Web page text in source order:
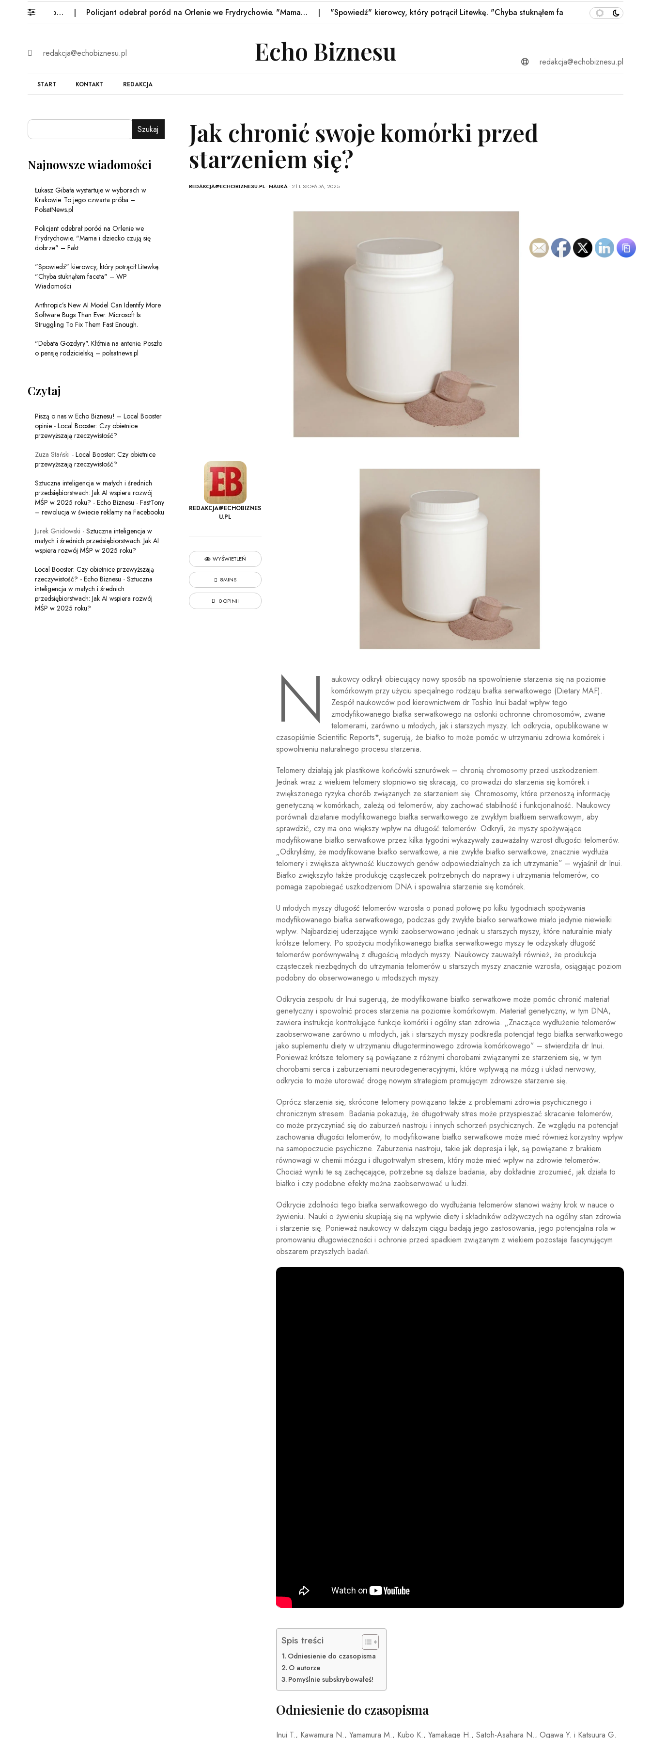
To… Policjant odebrał poród na Orlenie we Frydrychowie. "Mama… "Spowiedź" kierowcy, który potrącił Litewkę. "Chyba stuknąłem faceta"… Anthropic’s
redakcja@echobiznesu.pl Echo Biznesu redakcja@echobiznesu.pl
START KONTAKT REDAKCJA
Jak chronić swoje komórki przed
starzeniem się?
REDAKCJA@ECHOBIZNESU.PL-NAUKA - 21 LISTOPADA, 2025
REDAKCJA@ECHOBIZNES
U.PL
WYŚWIETLEŃ
8MINS
0 OPINII
N
aukowcy odkryli obiecujący nowy sposób na spowolnienie starzenia się na poziomie
komórkowym przy użyciu specjalnego rodzaju białka serwatkowego (Dietary MAF).
Zespół naukowców pod kierownictwem dr Toshio Inui badał wpływ tego
zmodyfikowanego białka serwatkowego na osłonki ochronne chromosomów, zwane
telomerami, zarówno u młodych, jak i starszych myszy. Ich odkrycia, opublikowane w
czasopiśmie Scientific Reports*, sugerują, że białko to może pomóc w utrzymaniu zdrowia komórek i
spowolnieniu naturalnego procesu starzenia.
Telomery działają jak plastikowe końcówki sznurówek – chronią chromosomy przed uszkodzeniem.
Jednak wraz z wiekiem telomery stopniowo się skracają, co prowadzi do starzenia się komórek i
zwiększonego ryzyka chorób związanych ze starzeniem się. Chromosomy, które przenoszą informację
genetyczną w komórkach, zależą od telomerów, aby zachować stabilność i funkcjonalność. Naukowcy
porównali działanie modyfikowanego białka serwatkowego ze zwykłym białkiem serwatkowym, aby
sprawdzić, czy ma ono większy wpływ na długość telomerów. Odkryli, że myszy spożywające
modyfikowane białko serwatkowe przez kilka tygodni wykazywały zauważalny wzrost długości telomerów.
„Odkryliśmy, że modyfikowane białko serwatkowe, a nie zwykłe białko serwatkowe, znacznie wydłuża
telomery i zwiększa aktywność kluczowych genów odpowiedzialnych za ich utrzymanie” – wyjaśnił dr Inui.
Białko zwiększyło także produkcję cząsteczek potrzebnych do naprawy i utrzymania telomerów, co
pomaga zapobiegać uszkodzeniom DNA i spowalnia starzenie się komórek.
U młodych myszy długość telomerów wzrosła o ponad połowę po kilku tygodniach spożywania
modyfikowanego białka serwatkowego, podczas gdy zwykłe białko serwatkowe miało jedynie niewielki
wpływ. Najbardziej uderzające wyniki zaobserwowano jednak u starszych myszy, które naturalnie miały
krótsze telomery. Po spożyciu modyfikowanego białka serwatkowego myszy te odzyskały długość
telomerów porównywalną z długością młodych myszy. Naukowcy zauważyli również, że produkcja
cząsteczek niezbędnych do utrzymania telomerów u starszych myszy znacznie wzrosła, osiągając poziom
podobny do obserwowanego u młodszych myszy.
Odkrycia zespołu dr Inui sugerują, że modyfikowane białko serwatkowe może pomóc chronić materiał
genetyczny i spowolnić proces starzenia na poziomie komórkowym. Materiał genetyczny, w tym DNA,
zawiera instrukcje kontrolujące funkcje komórki i ogólny stan zdrowia. „Znaczące wydłużenie telomerów
zaobserwowane zarówno u młodych, jak i starszych myszy podkreśla potencjał tego białka serwatkowego
jako suplementu diety w utrzymaniu długoterminowego zdrowia komórkowego” – stwierdziła dr Inui.
Ponieważ krótsze telomery są powiązane z różnymi chorobami związanymi ze starzeniem się, w tym
chorobami serca i zaburzeniami neurodegeneracyjnymi, które wpływają na mózg i układ nerwowy,
odkrycie to może utorować drogę nowym strategiom promującym zdrowsze starzenie się.
Oprócz starzenia się, skrócone telomery powiązano także z problemami zdrowia psychicznego i
chronicznym stresem. Badania pokazują, że długotrwały stres może przyspieszać skracanie telomerów,
co może przyczyniać się do zaburzeń nastroju i innych schorzeń psychicznych. Ze względu na potencjał
zachowania długości telomerów, to modyfikowane białko serwatkowe może mieć również korzystny wpływ
na samopoczucie psychiczne. Zaburzenia nastroju, takie jak depresja i lęk, są powiązane z brakiem
równowagi w chemii mózgu i długotrwałym stresem, który może mieć wpływ na zdrowie telomerów.
Chociaż wyniki te są zachęcające, potrzebne są dalsze badania, aby dokładnie zrozumieć, jak działa to
białko i czy podobne efekty można zaobserwować u ludzi.
Odkrycie zdolności tego białka serwatkowego do wydłużania telomerów stanowi ważny krok w nauce o
żywieniu. Nauki o żywieniu skupiają się na wpływie diety i składników odżywczych na ogólny stan zdrowia
i starzenie się. Ponieważ naukowcy w dalszym ciągu badają jego zastosowania, jego potencjalna rola w
promowaniu długowieczności i ochronie przed spadkiem związanym z wiekiem pozostaje fascynującym
obszarem przyszłych badań.
Spis treści
Odniesienie do czasopisma
O autorze
Pomyślnie subskrybowałeś!
Odniesienie do czasopisma
Inui T., Kawamura N., Yamamura M., Kubo K., Yamakage H., Satoh-Asahara N., Ogawa Y. i Katsuura G.
Szukaj
Najnowsze wiadomości
Łukasz Gibała wystartuje w wyborach w
Krakowie. To jego czwarta próba –
PolsatNews.pl
Policjant odebrał poród na Orlenie we
Frydrychowie. "Mama i dziecko czują się
dobrze" – Fakt
"Spowiedź" kierowcy, który potrącił Litewkę.
"Chyba stuknąłem faceta" – WP
Wiadomości
Anthropic’s New AI Model Can Identify More
Software Bugs Than Ever. Microsoft Is
Struggling To Fix Them Fast Enough.
"Debata Gozdyry". Kłótnia na antenie. Poszło
o pensję rodzicielską – polsatnews.pl
Czytaj
Piszą o nas w Echo Biznesu! – Local Booster
opinie - Local Booster: Czy obietnice
przewyższają rzeczywistość?
Zuza Stański - Local Booster: Czy obietnice
przewyższają rzeczywistość?
Sztuczna inteligencja w małych i średnich
przedsiębiorstwach: Jak AI wspiera rozwój
MŚP w 2025 roku? - Echo Biznesu - FastTony
– rewolucja w świecie reklamy na Facebooku
Jurek Gnidowski - Sztuczna inteligencja w
małych i średnich przedsiębiorstwach: Jak AI
wspiera rozwój MŚP w 2025 roku?
Local Booster: Czy obietnice przewyższają
rzeczywistość? - Echo Biznesu - Sztuczna
inteligencja w małych i średnich
przedsiębiorstwach: Jak AI wspiera rozwój
MŚP w 2025 roku?